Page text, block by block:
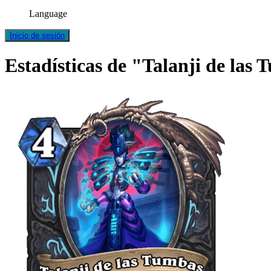
Language
Inicio de sesión
Estadísticas de "Talanji de las